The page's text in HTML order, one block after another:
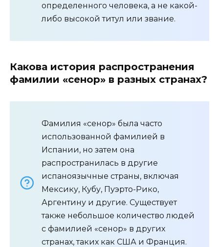
определенного человека, а не какой-
либо высокой титул или звание.
Какова история распространения
фамилии «сенор» в разных странах?
Фамилия «сенор» была часто
использованной фамилией в
Испании, но затем она
распространилась в другие
испаноязычные страны, включая
Мексику, Кубу, Пуэрто-Рико,
Аргентину и другие. Существует
также небольшое количество людей
с фамилией «сенор» в других
странах, таких как США и Франция.